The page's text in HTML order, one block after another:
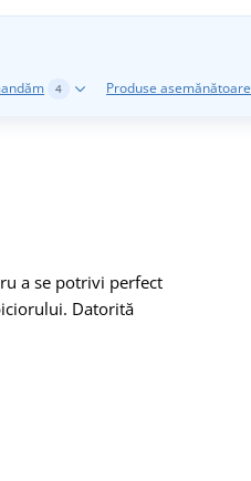
4 Produse asemănătoare
a se potrivi perfect
Datorită